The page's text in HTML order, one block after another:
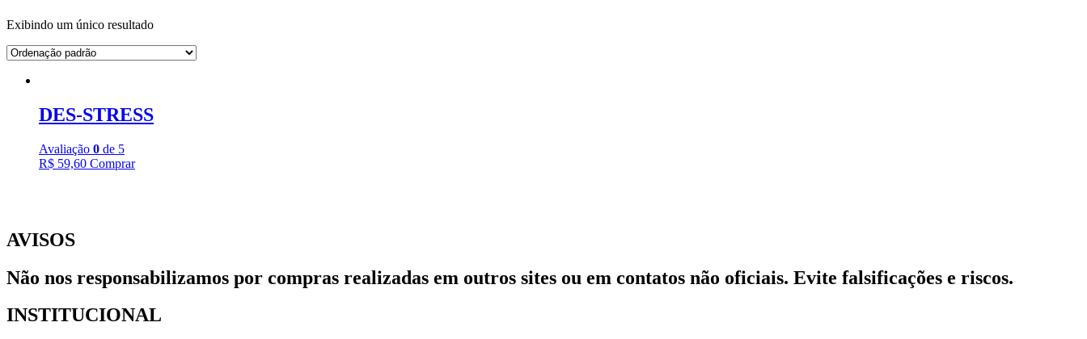
Exibindo um único resultado
DES-STRESS
Avaliação 0 de 5
R$ 59,60 Comprar
AVISOS
Não nos responsabilizamos por compras realizadas em outros sites ou em contatos não oficiais. Evite falsificações e riscos.
INSTITUCIONAL